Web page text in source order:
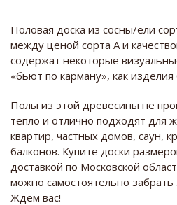
Половая доска из сосны/ели
между ценой сорта А и
содержат некоторые
«бьют по карману», как
Полы из этой древесины не
тепло и отлично подходят для
квартир, частных домов, саун,
балконов. Купите доски
доставкой по Московской
можно самостоятельно забрать
Ждем вас!